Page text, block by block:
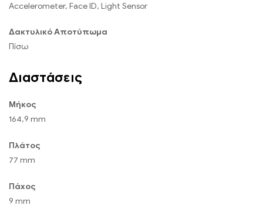
Accelerometer, Face ID, Light Sensor
Δακτυλικό Αποτύπωμα
Πίσω
Διαστάσεις
Μήκος
164,9 mm
Πλάτος
77 mm
Πάχος
9 mm